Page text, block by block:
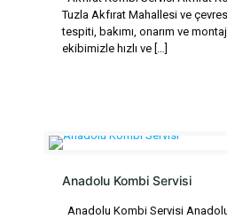
Tuzla Akfırat Mahallesi ve
tespiti, bakımı, onarım ve
ekibimizle hızlı ve […]
Anadolu Kombi Servisi
Anadolu Kombi Servisi